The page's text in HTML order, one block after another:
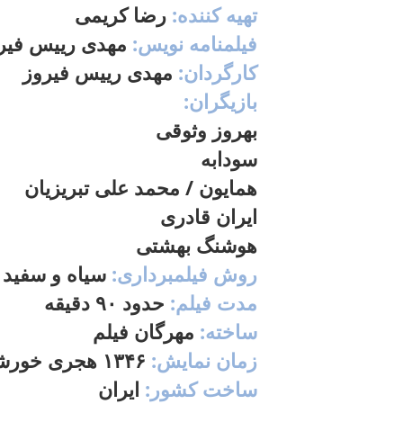
تهیه کننده: رضا کریمی
فیلمنامه نویس: مهدی رییس
کارگردان: مهدی رییس فیروز
:بازیگران
بهروز وثوقی
سودابه
همایون / محمد علی تبریزیان
ایران قادری
هوشنگ بهشتی
روش فیلمبرداری: سیاه و سفید
مدت فیلم: حدود ۹۰ دقیقه
ساخته: مهرگان فیلم
زمان نمایش:
هجری
ساخت کشور: ایران